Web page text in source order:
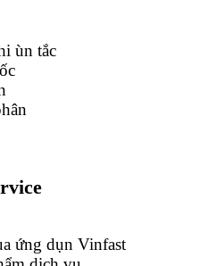
ùn tắc
ứng dụn Vinfast